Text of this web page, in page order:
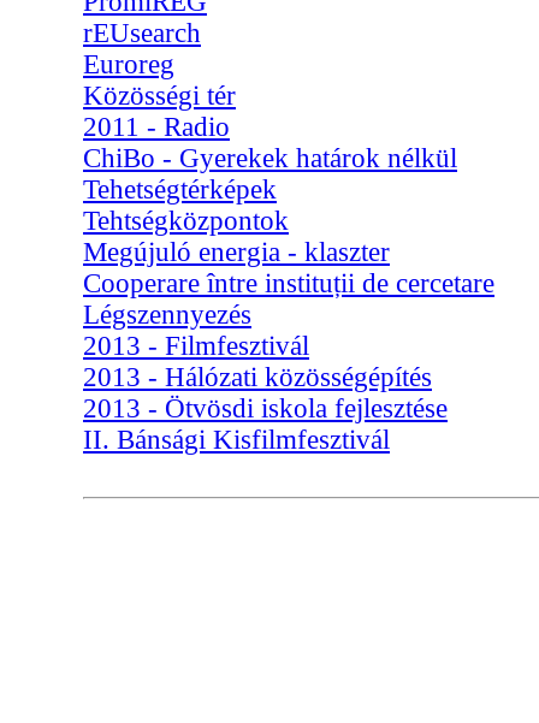
rEUsearch
Euroreg
Közösségi tér
2011 - Radio
ChiBo - Gyerekek határok nélkül
Tehetségtérképek
Tehtségközpontok
Megújuló energia - klaszter
Cooperare între instituții de cercetare
Légszennyezés
2013 - Filmfesztivál
2013 - Hálózati közösségépítés
2013 - Ötvösdi iskola fejlesztése
II. Bánsági Kisfilmfesztivál